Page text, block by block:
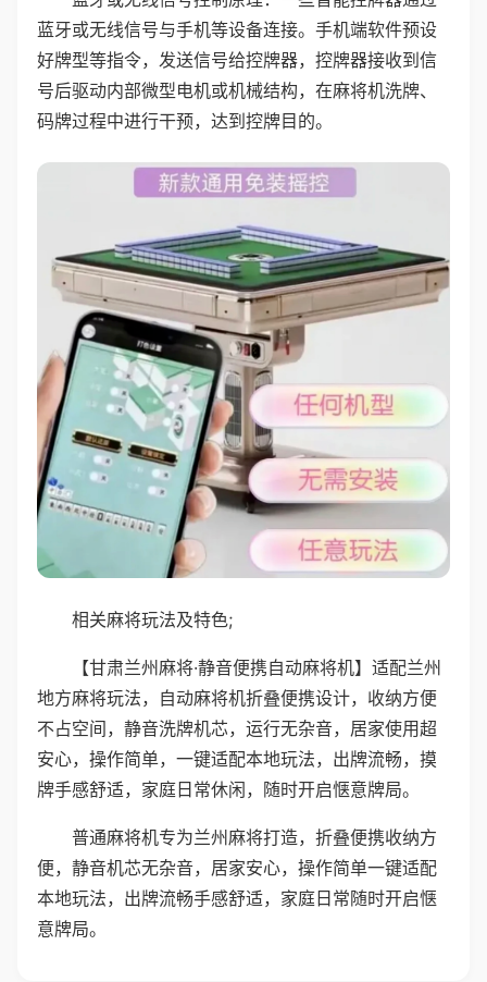
蓝牙或无线信号与手机等设备连接。手机端软件预设
好牌型等指令，发送信号给控牌器，控牌器接收到信
号后驱动内部微型电机或机械结构，在麻将机洗牌、
码牌过程中进行干预，达到控牌目的。
相关麻将玩法及特色;
【甘肃兰州麻将·静音便携自动麻将机】适配兰州
地方麻将玩法，自动麻将机折叠便携设计，收纳方便
不占空间，静音洗牌机芯，运行无杂音，居家使用超
安心，操作简单，一键适配本地玩法，出牌流畅，摸
牌手感舒适，家庭日常休闲，随时开启惬意牌局。
普通麻将机专为兰州麻将打造，折叠便携收纳方
便，静音机芯无杂音，居家安心，操作简单一键适配
本地玩法，出牌流畅手感舒适，家庭日常随时开启惬
意牌局。